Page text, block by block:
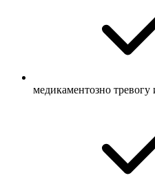
медикаментозно